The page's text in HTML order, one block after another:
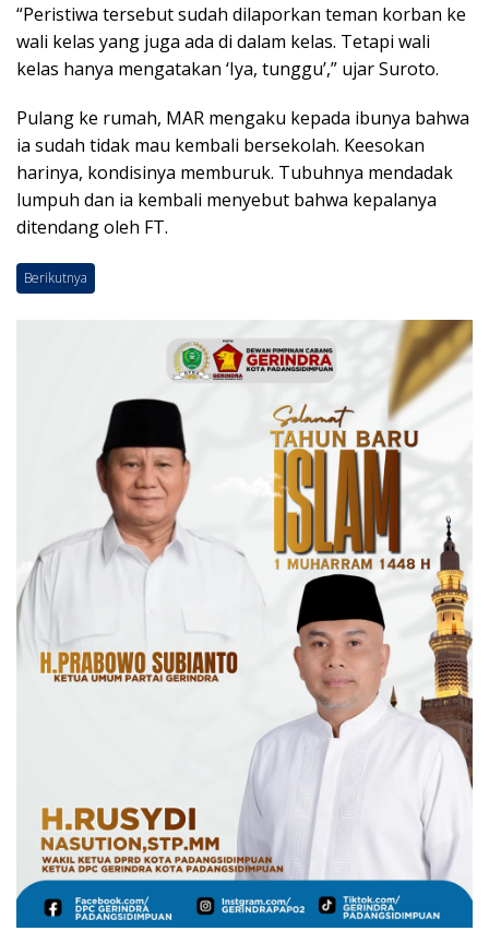
“Peristiwa tersebut sudah dilaporkan teman korban ke
wali kelas yang juga ada di dalam kelas. Tetapi wali
kelas hanya mengatakan ‘Iya, tunggu’,” ujar Suroto.
Pulang ke rumah, MAR mengaku kepada ibunya bahwa
ia sudah tidak mau kembali bersekolah. Keesokan
harinya, kondisinya memburuk. Tubuhnya mendadak
lumpuh dan ia kembali menyebut bahwa kepalanya
ditendang oleh FT.
Berikutnya